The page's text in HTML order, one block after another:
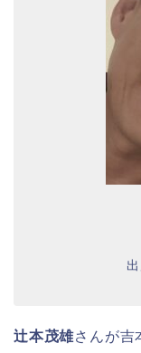
出
辻本茂雄さんが吉